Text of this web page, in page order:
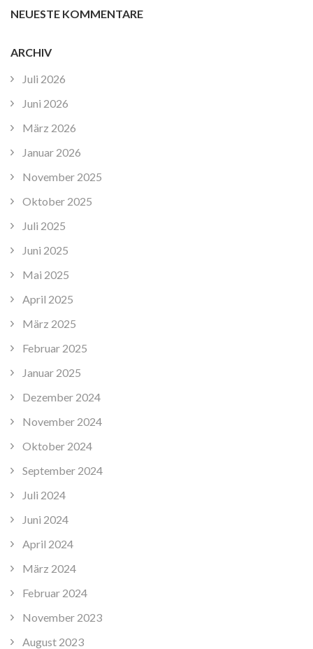
NEUESTE KOMMENTARE
ARCHIV
Juli 2026
Juni 2026
März 2026
Januar 2026
November 2025
Oktober 2025
Juli 2025
Juni 2025
Mai 2025
April 2025
März 2025
Februar 2025
Januar 2025
Dezember 2024
November 2024
Oktober 2024
September 2024
Juli 2024
Juni 2024
April 2024
März 2024
Februar 2024
November 2023
August 2023